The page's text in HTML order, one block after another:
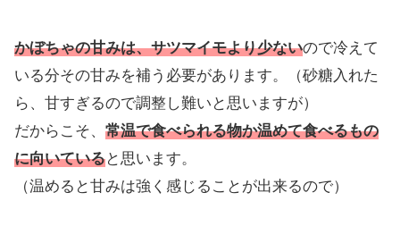
かぼちゃの甘みは、サツマイモより少ないので冷えて
いる分その甘みを補う必要があります。（砂糖入れた
ら、甘すぎるので調整し難いと思いますが）
だからこそ、 常温で食べられる物か温めて食べるもの
に向いていると思います。
（温めると甘みは強く感じることが出来るので）